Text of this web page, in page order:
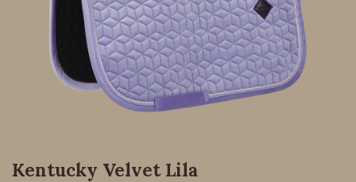
Kentucky Velvet Lila